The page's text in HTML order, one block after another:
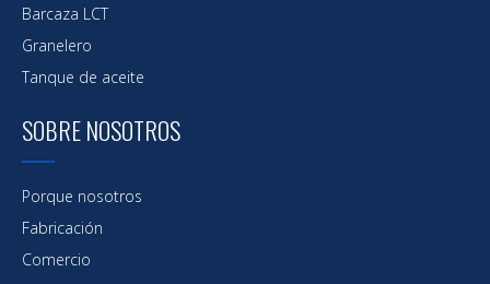
Barcaza LCT
Granelero
Tanque de aceite
SOBRE NOSOTROS
Porque nosotros
Fabricación
Comercio